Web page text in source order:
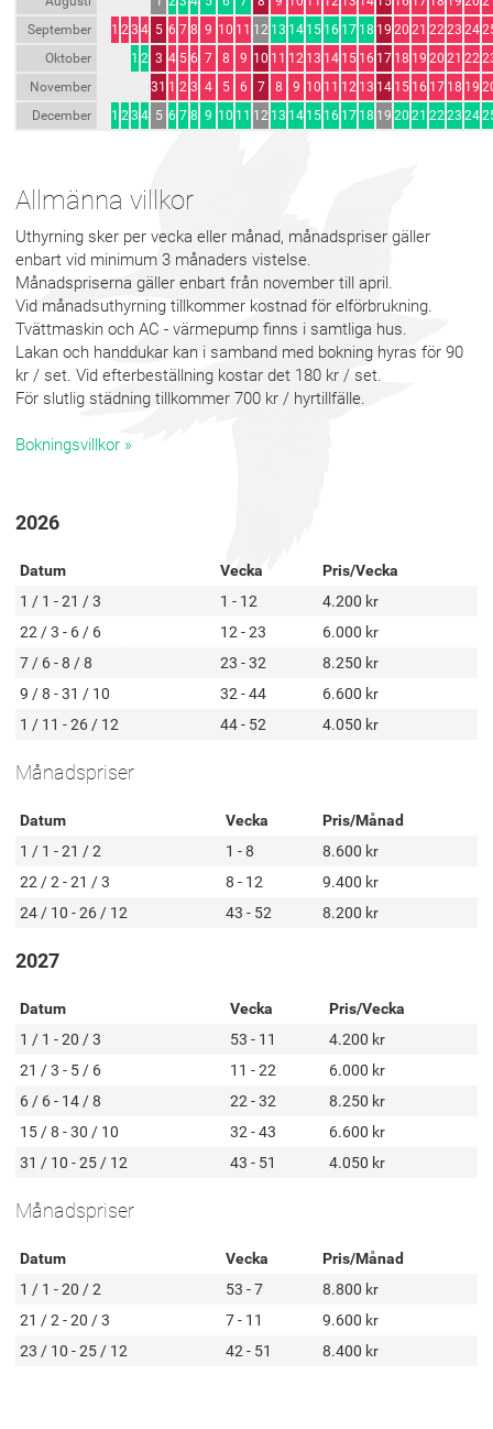
September
1 23 4 5 6 7 8 9 10 11 12 13 14 15 16 17 18 19 20 21 2223 24
Oktober
1 2 3 4 5 6 7 8 9 10 11 12 13 14 15 16 17 18 19 20 21 22
November
31 1 2 3 4 5 6 7 8 9 10 11 12 13 14 15 16 17 18 19
December
1 23 4 5 6 7 8 9 10 11 12 13 14 15 16 17 18 19 20 21 2223 24
Allmänna villkor
Uthyrning sker per vecka eller månad, månadspriser gäller
enbart vid minimum 3 månaders vistelse.
Månadspriserna gäller enbart från november till april.
Vid månadsuthyrning tillkommer kostnad för elförbrukning.
Tvättmaskin och AC - värmepump finns i samtliga hus.
Lakan och handdukar kan i samband med bokning hyras för 90
kr / set. Vid efterbeställning kostar det 180 kr / set.
För slutlig städning tillkommer 700 kr / hyrtillfälle.
Bokningsvillkor »
2026
Datum Vecka
Pris/Vecka
1 / 1 - 21 / 3
1 - 12
4.200 kr
22 / 3 - 6 / 6
12 - 23
6.000 kr
7 / 6 - 8 / 8
23 - 32
8.250 kr
9 / 8 - 31 / 10
32 - 44
6.600 kr
1 / 11 - 26 / 12
44 - 52 4.050 kr
Månadspriser
Datum Vecka
Pris/Månad
1 / 1 - 21 / 2
1 - 8
8.600 kr
22 / 2 - 21 / 3
8 - 12
9.400 kr
24 / 10 - 26 / 12
43 - 52 8.200 kr
2027
Datum Vecka
Pris/Vecka
1 / 1 - 20 / 3
53 - 11
4.200 kr
21 / 3 - 5 / 6
11 - 22
6.000 kr
6 / 6 - 14 / 8
22 - 32
8.250 kr
15 / 8 - 30 / 10
32 - 43
6.600 kr
31 / 10 - 25 / 12
43 - 51 4.050 kr
Månadspriser
Datum Vecka
Pris/Månad
1 / 1 - 20 / 2
53 - 7
8.800 kr
21 / 2 - 20 / 3
7 - 11
9.600 kr
23 / 10 - 25 / 12
42 - 51 8.400 kr